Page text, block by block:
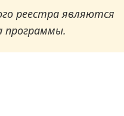
реестра являются
программы.